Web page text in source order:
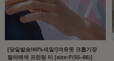
[당일발송!60%세일!]여유핏 크롭기장
컬러배색 프린팅 티 [size:F(55~66)]